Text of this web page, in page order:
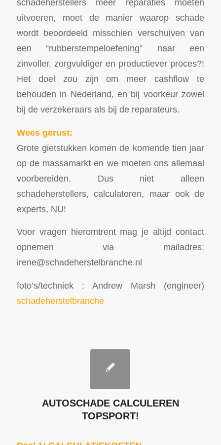
schadeherstellers meer reparaties moeten
uitvoeren, moet de manier waarop schade
wordt beoordeeld misschien verschuiven van
een “rubberstempeloefening” naar een
zinvoller, zorgvuldiger en productiever proces?!
Het doel zou zijn om meer cashflow te
behouden in Nederland, en bij voorkeur zowel
bij de verzekeraars als bij de reparateurs.
Wees gerust:
Grote gietstukken komen de komende tien jaar
op de massamarkt en we moeten ons allemaal
voorbereiden. Dus niet alleen
schadeherstellers, calculatoren, maar ook de
experts, NU!
Voor vragen hieromtrent mag je altijd contact
opnemen via mailadres:
irene@schadeherstelbranche.nl
foto’s/techniek : Andrew Marsh (engineer)
schadeherstelbranche
AUTOSCHADE CALCULEREN
TOPSPORT!